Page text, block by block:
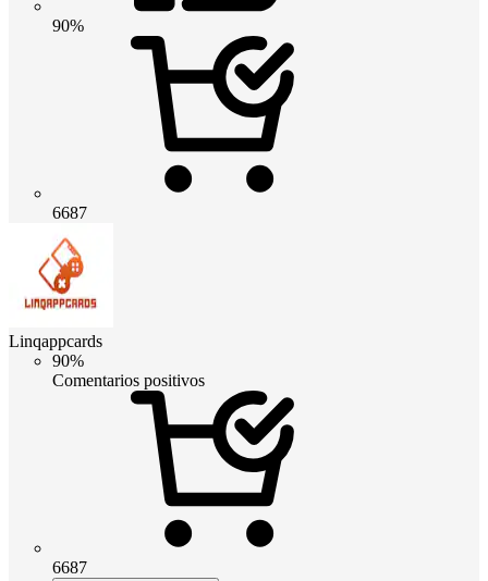
90%
6687
Linqappcards
90%
Comentarios positivos
6687